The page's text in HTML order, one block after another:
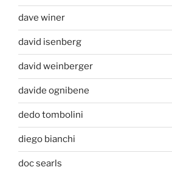
dave winer
david isenberg
david weinberger
davide ognibene
dedo tombolini
diego bianchi
doc searls